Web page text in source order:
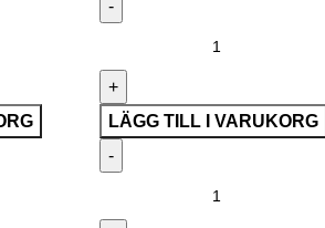
LÄGG TILL I VARUKORG